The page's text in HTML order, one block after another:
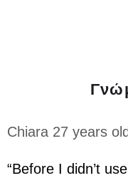
Chiara 27 years
“Before I didn’t